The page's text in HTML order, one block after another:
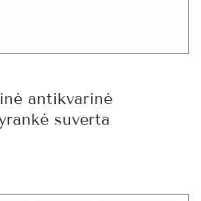
antikvarinė
suverta